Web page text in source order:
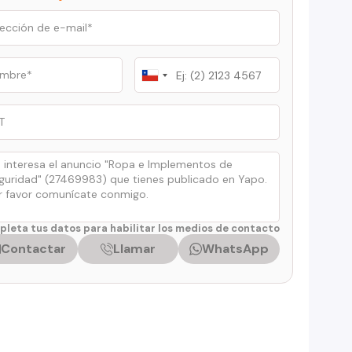
Chile
+56
tus datos para habilitar los medios de contacto
Contactar Llamar WhatsApp